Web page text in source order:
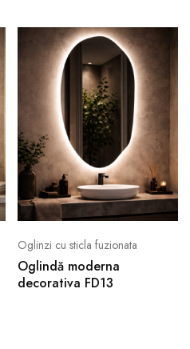
Oglinzi cu sticla fuzionata
Oglindă moderna
decorativa FD13